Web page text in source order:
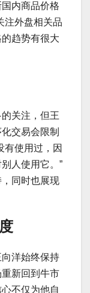
内商品价格
注外盘相关品
趋势有很大
关注，但王
交易会限制
有使用过，因
人使用它。”
同时也展现
洋始终保持
新回到牛市
不仅为他自